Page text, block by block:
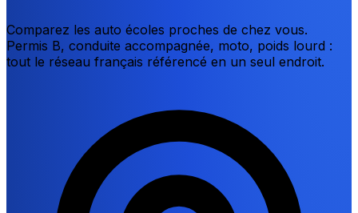
Comparez les auto écoles proches de chez vous.
Permis B, conduite accompagnée, moto, poids lourd :
tout le réseau français référencé en un seul endroit.